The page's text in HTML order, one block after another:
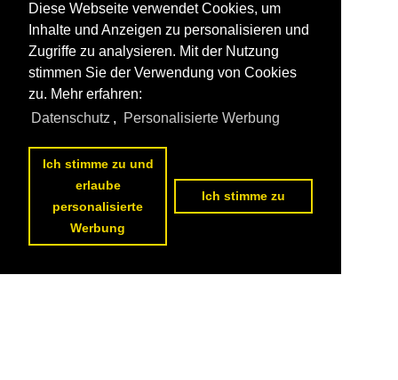
Diese Webseite verwendet Cookies, um
Inhalte und Anzeigen zu personalisieren und
Zugriffe zu analysieren. Mit der Nutzung
stimmen Sie der Verwendung von Cookies
zu. Mehr erfahren:
Datenschutz , Personalisierte Werbung
Ich stimme zu und
erlaube
personalisierte
Werbung
Ich stimme zu